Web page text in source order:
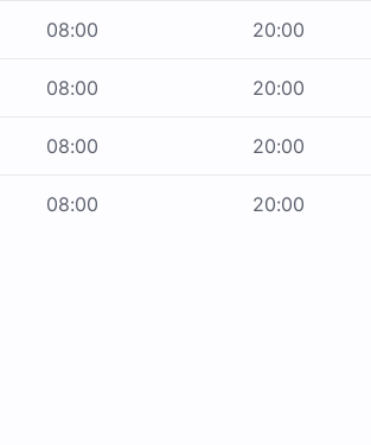
08:00 20:00
08:00 20:00
08:00 20:00
08:00 20:00